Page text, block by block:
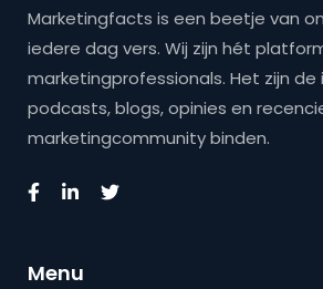
Marketingfacts is een beetje van
iedere dag vers. Wij zijn hét
marketingprofessionals. Het zijn de
podcasts, blogs, opinies en
marketingcommunity binden.
Menu